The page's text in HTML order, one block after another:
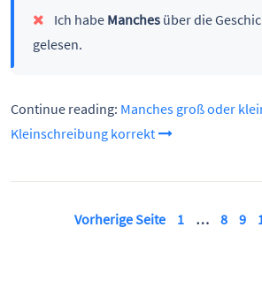
Ich habe Manchesüber die
gelesen.
Continue reading: Manches groß oder
Kleinschreibung korrekt
Vorherige Seite 1 … 8 9